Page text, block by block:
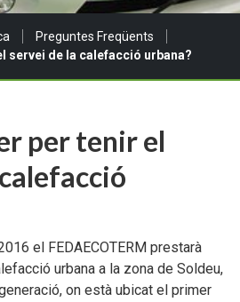
Preguntes Freqüents
servei de la calefacció urbana?
per tenir el
el FEDAECOTERM prestarà
urbana a la zona de Soldeu,
on està ubicat el primer